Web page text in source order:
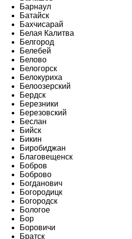
Барнаул
Батайск
Бахчисарай
Белая Калитва
Белгород
Белебей
Белово
Белогорск
Белокуриха
Белоозерский
Бердск
Березники
Березовский
Беслан
Бийск
Бикин
Биробиджан
Благовещенск
Бобров
Боброво
Богданович
Богородицк
Богородск
Бологое
Бор
Боровичи
Братск